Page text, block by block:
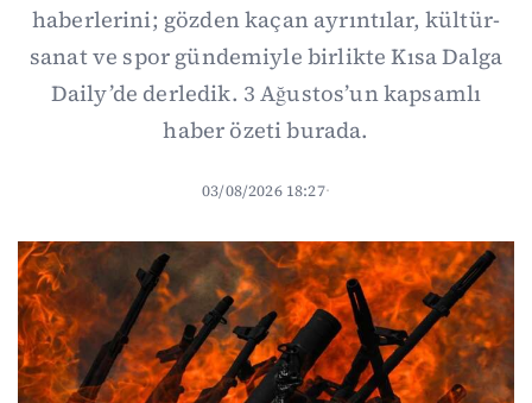
haberlerini; gözden kaçan ayrıntılar, kültür-
sanat ve spor gündemiyle birlikte Kısa Dalga
Daily’de derledik. 3 Ağustos’un kapsamlı
haber özeti burada.
03/08/2026 18:27·